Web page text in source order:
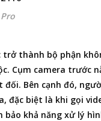
trở thành bộ phận
Cụm camera trước
Bên cạnh đó,
đặc biệt là khi gọi
bảo khả năng xử lý